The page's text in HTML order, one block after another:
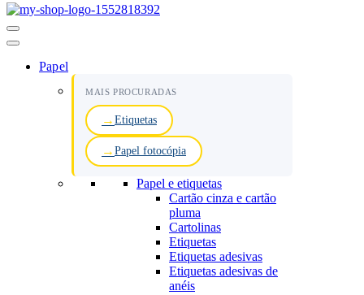
Menu
de
Papel
MAIS PROCURADAS
Etiquetas
Papel fotocópia
Papel e etiquetas
Cartão cinza e cartão
pluma
Cartolinas
Etiquetas
Etiquetas adesivas
Etiquetas adesivas de
anéis